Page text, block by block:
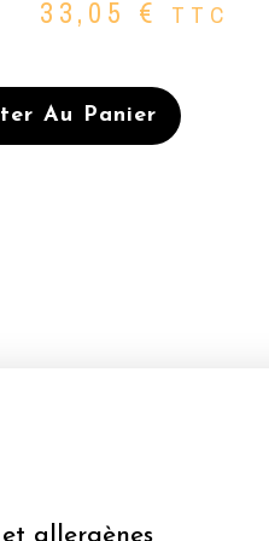
33,05 € TTC
Au Panier
allergènes